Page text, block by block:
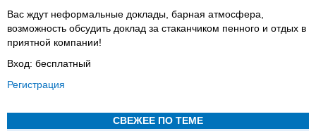
Вас ждут неформальные доклады, барная атмосфера,
возможность обсудить доклад за стаканчиком пенного и отдых в
приятной компании!
Вход: бесплатный
Регистрация
СВЕЖЕЕ ПО ТЕМЕ